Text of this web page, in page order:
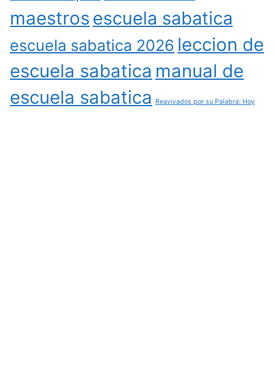
maestros escuela sabatica
escuela sabatica 2026 leccion de
escuela sabatica manual de
escuela sabatica
Reavivados por su Palabra: Hoy